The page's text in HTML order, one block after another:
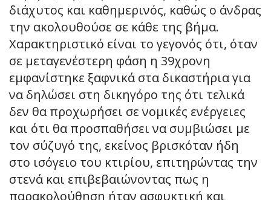
διάχυτος και καθημερινός, καθώς ο άνδρας
την ακολουθούσε σε κάθε της βήμα.
Χαρακτηριστικό είναι το γεγονός ότι, όταν
σε μεταγενέστερη φάση η 39χρονη
εμφανίστηκε ξαφνικά στα δικαστήρια για
να δηλώσει στη δικηγόρο της ότι τελικά
δεν θα προχωρήσει σε νομικές ενέργειες
και ότι θα προσπαθήσει να συμβιώσει με
τον σύζυγό της, εκείνος βρισκόταν ήδη
στο ισόγειο του κτιρίου, επιτηρώντας την
στενά και επιβεβαιώνοντας πως η
παρακολούθηση ήταν ασφυκτική και